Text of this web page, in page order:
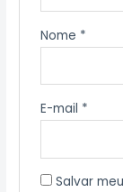
Nome *
E-mail *
Salvar